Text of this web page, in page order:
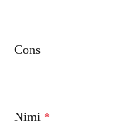
Cons
Nimi *